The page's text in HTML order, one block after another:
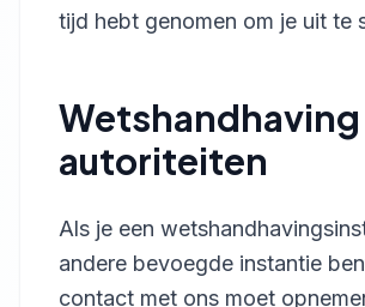
tijd hebt genomen om je uit te
Wetshandhaving
autoriteiten
Als je een
andere bevoegde instantie
contact met ons moet